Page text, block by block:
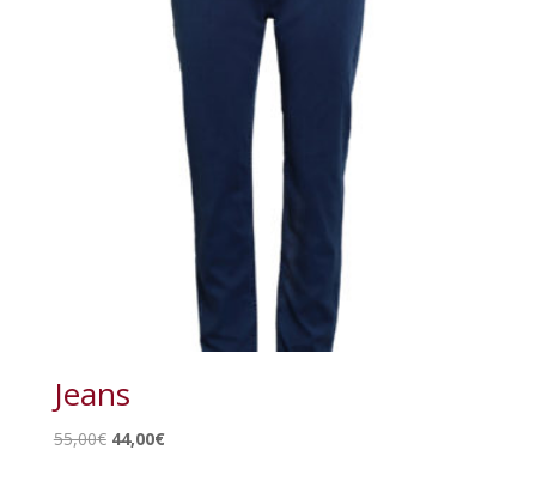
Jeans
55,00€ Le
44,00€Le